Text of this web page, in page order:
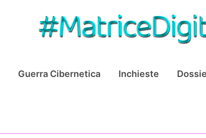
Guerra Cibernetica Inchieste